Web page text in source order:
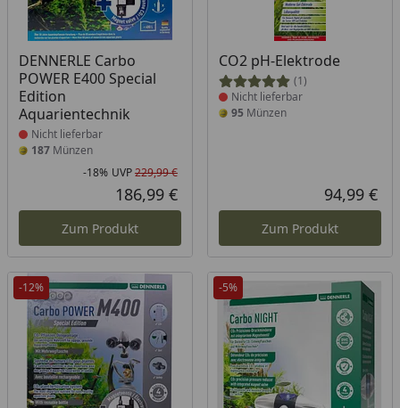
DENNERLE Carbo
POWER E400 Special
Edition
Aquarientechnik
Produkt nicht lieferbar
Nicht lieferbar
187 Münzen
Rabatt in Prozent
-18%
Ursprünglicher Preis
UVP229,99 €
Aktueller Preis
186,99 €
Zum Produkt
CO2 pH-Elektrode
(1)
Produkt nicht lieferbar
Nicht lieferbar
95 Münzen
94,99 €
Zum Produkt
-12% -5%